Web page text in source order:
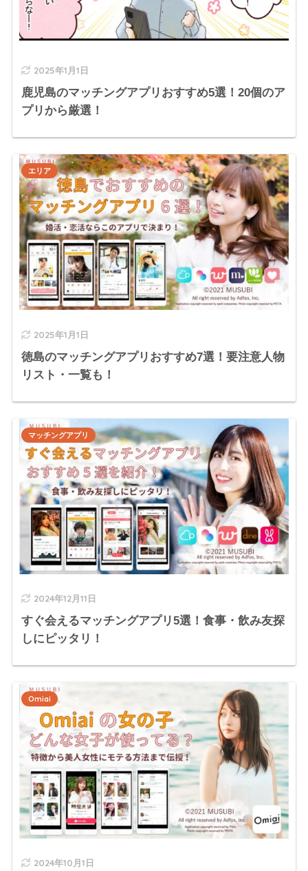
2025年1月1日
鹿児島のマッチングアプリおすすめ5選！20個のア
プリから厳選！
2025年1月1日
徳島のマッチングアプリおすすめ7選！要注意人物
リスト・一覧も！
エリア
2024年12月11日
すぐ会えるマッチングアプリ5選！食事・飲み友探
しにピッタリ！
マッチングアプリ
2024年10月1日
Omiai